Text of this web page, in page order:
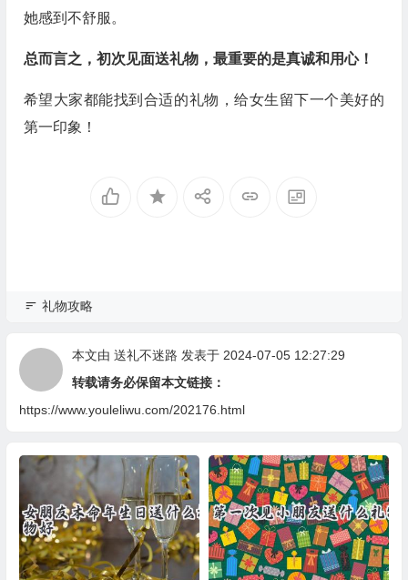
她感到不舒服。
总而言之，初次见面送礼物，最重要的是真诚和用心！
希望大家都能找到合适的礼物，给女生留下一个美好的
第一印象！
礼物攻略
本文由 送礼不迷路 发表于 2024-07-05 12:27:29
转载请务必保留本文链接：
https://www.youleliwu.com/202176.html